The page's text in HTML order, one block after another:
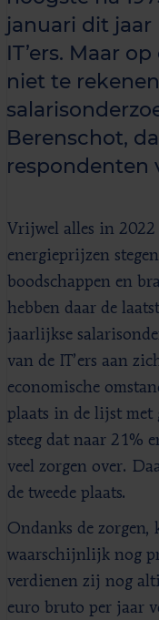
januari dit
IT’ers. Maar
niet te
Berenschot,
respondenten
Vrijwel alles in 2022
energieprijzen
boodschappen en
hebben daar de
jaarlijkse
van de IT’ers aan
economische
plaats in de lijst met
steeg dat naar 21%
veel zorgen over.
de tweede plaats.
Ondanks de zorgen,
waarschijnlijk nog
verdienen zij nog
euro bruto per jaar